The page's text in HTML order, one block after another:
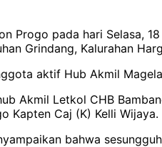
Progo pada hari Selasa,
Grindang, Kalurahan
aktif Hub Akmil
Akmil Letkol CHB
Kapten Caj (K) Kelli Wijaya.
bahwa